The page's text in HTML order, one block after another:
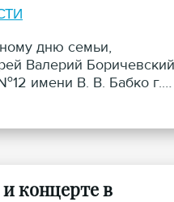
дню семьи,
Валерий Боричевский
имени В. В. Бабко г.
концерте в